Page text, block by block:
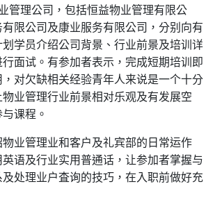
管理公司，包括恒益物业管理有限公
限公司及康业服务有限公司，分别向有
学员介绍公司背景、行业前景及培训详
面试。有参加者表示，完成短期培训即
对欠缺相关经验青年人来说是一个十分
业管理行业前景相对乐观及有发展空
课程。
业管理业和客户及礼宾部的日常运作
语及行业实用普通话，让参加者掌握与
处理业户査询的技巧，在入职前做好充